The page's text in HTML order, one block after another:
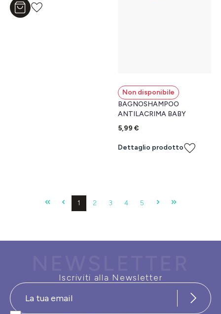
Aggiungi al carrello
Non disponibile
BAGNOSHAMPOO
ANTILACRIMA BABY
5,99 €
Dettaglio prodotto
Pagina
1 Pagina
2 Pagina
3 Pagina
4 Pagina
5
Iscriviti alla Newsletter